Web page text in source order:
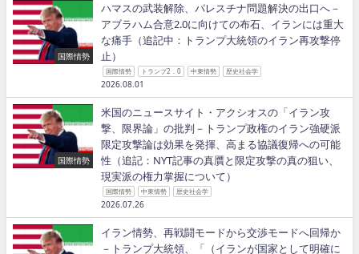
国際情勢
ハマスの武装解除、パレスチナ問題解決の出口へ－
アブラハム合意2.0に向けての布石、イランには重大
な痛手（追記中：トランプ大統領のイラン再攻撃停
止）
国際情勢 トランプ2．0 中東情勢 歴史社会学
2026.08.01
国際情勢
米国のニュースサイト・アクシオスの「イラン攻
撃、限界論」の批判－トランプ政権のイラン強硬派
限定攻撃論は効果を発揮、高まる協議復帰への可能
性（追記：NYT記事の真贋と限定攻撃の真の狙い、
現実派の権力掌握について）
国際情勢 中東情勢 歴史社会学
2026.07.26
イラン情勢、再戦闘モードから交渉モードへ回帰か
－トランプ大統領、「（イランが国家として明確に